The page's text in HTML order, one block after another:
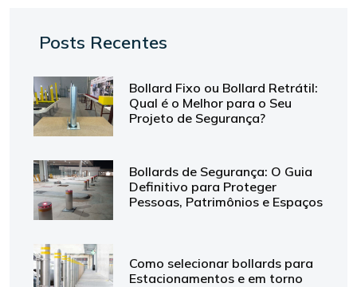
Posts Recentes
Bollard Fixo ou Bollard Retrátil:
Qual é o Melhor para o Seu
Projeto de Segurança?
Bollards de Segurança: O Guia
Definitivo para Proteger
Pessoas, Patrimônios e Espaços
Como selecionar bollards para
Estacionamentos e em torno